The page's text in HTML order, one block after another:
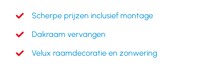
Scherpe prijzen inclusief montage
Dakraam vervangen
Velux raamdecoratie en zonwering